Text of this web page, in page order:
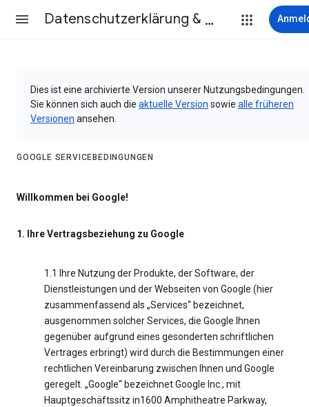
Datenschutzerklärung & Nutzungsbedingungen
Dies ist eine archivierte Version unserer Nutzungsbedingungen.
Sie können sich auch die aktuelle Version sowie alle früheren
Versionen ansehen.
GOOGLE SERVICEBEDINGUNGEN
Willkommen bei Google!
1. Ihre Vertragsbeziehung zu Google
1.1 Ihre Nutzung der Produkte, der Software, der
Dienstleistungen und der Webseiten von Google (hier
zusammenfassend als „Services“ bezeichnet,
ausgenommen solcher Services, die Google Ihnen
gegenüber aufgrund eines gesonderten schriftlichen
Vertrages erbringt) wird durch die Bestimmungen einer
rechtlichen Vereinbarung zwischen Ihnen und Google
geregelt. „Google“ bezeichnet Google Inc., mit
Hauptgeschäftssitz in1600 Amphitheatre Parkway,